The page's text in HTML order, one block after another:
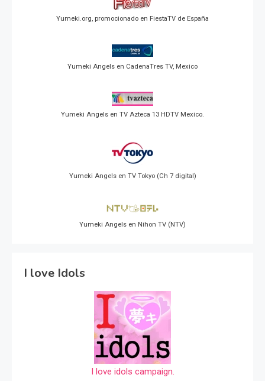
Yumeki.org, promocionado en FiestaTV de España
Yumeki Angels en CadenaTres TV, Mexico
Yumeki Angels en TV Azteca 13 HDTV Mexico.
Yumeki Angels en TV Tokyo (Ch 7 digital)
Yumeki Angels en Nihon TV (NTV)
I love Idols
I love idols campaign.